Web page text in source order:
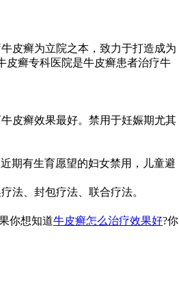
牛皮癣为立院之本，致力于打造成为
皮癣专科医院是牛皮癣患者治疗牛
皮癣效果最好。禁用于妊娠期尤其
期有生育愿望的妇女禁用，儿童避
法、封包疗法、联合疗法。
你想知道牛皮癣怎么治疗效果好?你